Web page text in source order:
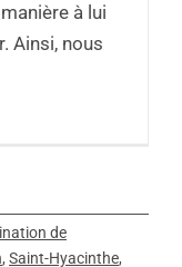
à lui
Ainsi, nous
de
, Saint-Hyacinthe,